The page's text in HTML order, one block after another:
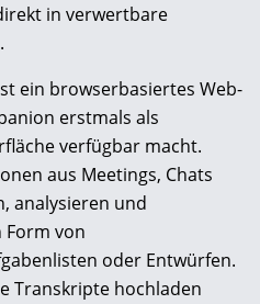
in verwertbare
ein browserbasiertes Web-
erstmals als
verfügbar macht.
aus Meetings, Chats
analysieren und
von
oder Entwürfen.
Transkripte hochladen